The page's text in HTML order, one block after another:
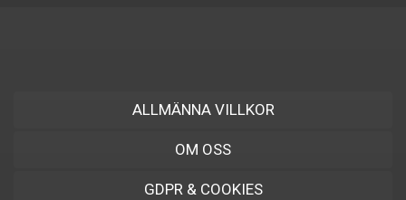
ALLMÄNNA VILLKOR
OM OSS
GDPR & COOKIES